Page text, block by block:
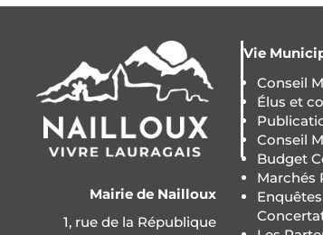
Mairie de Nailloux
1, rue de la République
Vie
Conseil
Élus et
Conseil
Budget
Marchés